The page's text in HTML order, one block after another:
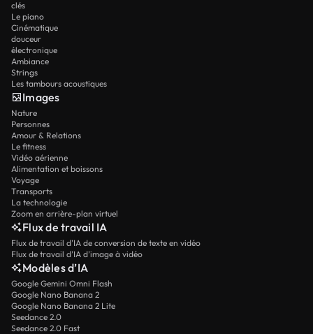
clés
Le piano
Cinématique
douceur
électronique
Ambiance
Strings
Les tambours acoustiques
Images
Nature
Personnes
Amour & Relations
Le fitness
Vidéo aérienne
Alimentation et boissons
Voyage
Transports
La technologie
Zoom en arrière-plan virtuel
Flux de travail IA
Flux de travail d’IA de conversion de texte en vidéo
Flux de travail d’IA d’image à vidéo
Modèles d’IA
Google Gemini Omni Flash
Google Nano Banana 2
Google Nano Banana 2 Lite
Seedance 2.0
Seedance 2.0 Fast